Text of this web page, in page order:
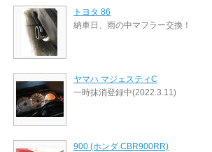
トヨタ 86
納車日、雨の中マフラー交換！
ヤマハ マジェスティC
一時抹消登録中(2022.3.11)
900 (ホンダ CBR900RR)